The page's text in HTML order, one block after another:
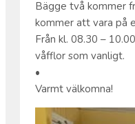
Bägge två kommer
kommer att vara på
Från kl. 08.30 –
våfflor som vanligt.
•
Varmt välkomna!